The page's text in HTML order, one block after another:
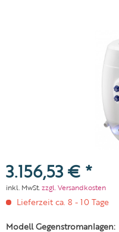
3.156,53 € *
inkl. MwSt. zzgl. Versandkosten
Lieferzeit ca. 8 - 10 Tage
Modell Gegenstromanlagen: